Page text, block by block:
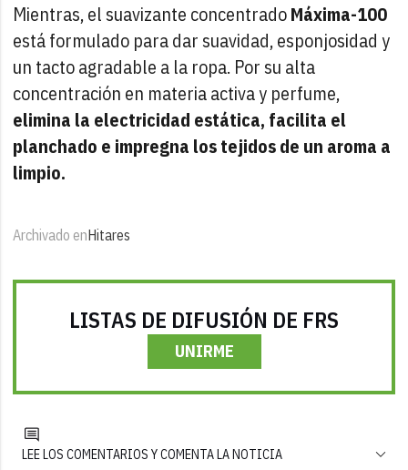
Mientras, el suavizante concentradoMáxima-100
está formulado para dar suavidad, esponjosidad y
un tacto agradable a la ropa. Por su alta
concentración en materia activa y perfume,
elimina la electricidad estática, facilita el
planchado e impregna los tejidos de un aroma a
limpio.
Archivado enHitares
LISTAS DE DIFUSIÓN DE FRS
UNIRME
LEE LOS COMENTARIOS Y COMENTA LA NOTICIA